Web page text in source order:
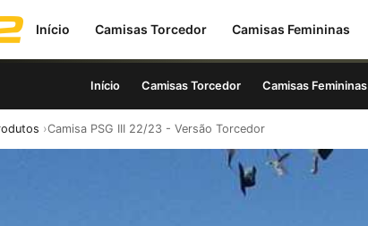
Início Camisas Torcedor Camisas Femininas
Início Camisas Torcedor Camisas Femininas
Camisa PSG III 22/23 - Versão Torcedor